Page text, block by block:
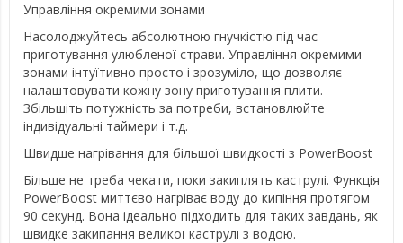
Управління окремими зонами
Насолоджуйтесь абсолютною гнучкістю під час
приготування улюбленої страви. Управління окремими
зонами інтуїтивно просто і зрозуміло, що дозволяє
налаштовувати кожну зону приготування плити.
Збільшіть потужність за потреби, встановлюйте
індивідуальні таймери і т.д.
Швидше нагрівання для більшої швидкості з PowerBoost
Більше не треба чекати, поки закиплять каструлі. Функція
PowerBoost миттєво нагріває воду до кипіння протягом
90 секунд. Вона ідеально підходить для таких завдань, як
швидке закипання великої каструлі з водою.